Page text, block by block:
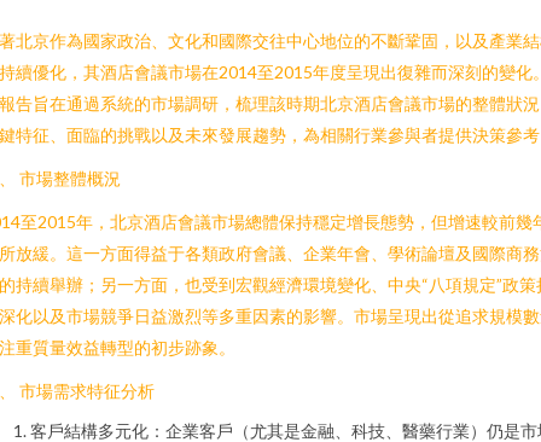
北京作為國家政治、文化和國際交往中心地位的不斷鞏固，以及產業
續優化，其酒店會議市場在2014至2015年度呈現出復雜而深刻的變化
告旨在通過系統的市場調研，梳理該時期北京酒店會議市場的整體狀
特征、面臨的挑戰以及未來發展趨勢，為相關行業參與者提供決策參
市場整體概況
至2015年，北京酒店會議市場總體保持穩定增長態勢，但增速較前幾
放緩。這一方面得益于各類政府會議、企業年會、學術論壇及國際商
持續舉辦；另一方面，也受到宏觀經濟環境變化、中央“八項規定”政策
化以及市場競爭日益激烈等多重因素的影響。市場呈現出從追求規模
重質量效益轉型的初步跡象。
市場需求特征分析
客戶結構多元化：企業客戶（尤其是金融、科技、醫藥行業）仍是市